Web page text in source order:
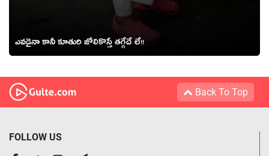
ఎవడైనా కానీ కూతురి జోలికొస్తే తగ్గేదే లే!!
Back To Top
FOLLOW US